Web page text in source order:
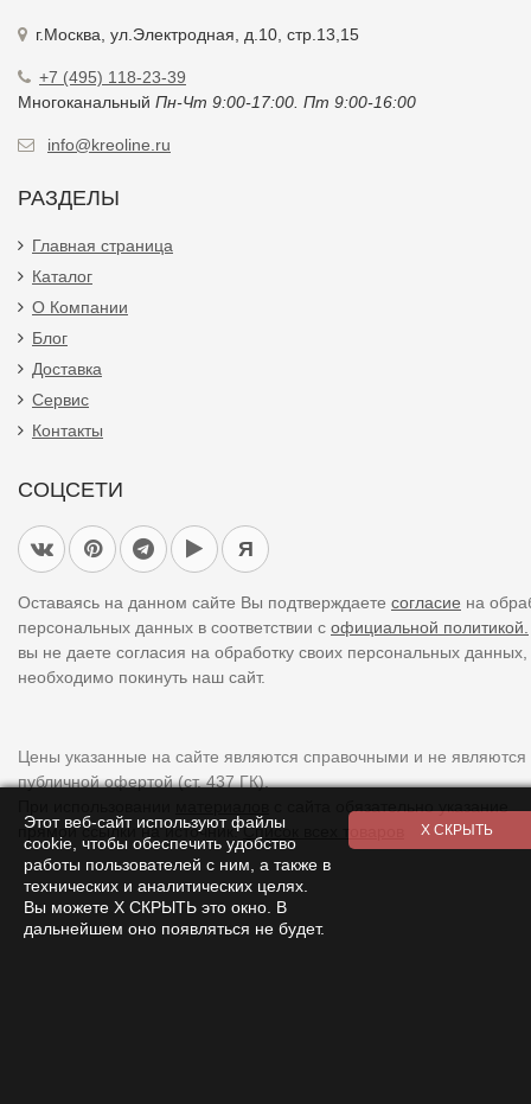
г.Москва, ул.Электродная, д.10, стр.13,15
+7 (495) 118-23-39
Многоканальный Пн-Чт 9:00-17:00. Пт 9:00-16:00
info@kreoline.ru
РАЗДЕЛЫ
Главная страница
Каталог
О Компании
Блог
Доставка
Сервис
Контакты
СОЦСЕТИ
Я
Оставаясь на данном сайте Вы подтверждаете согласие на
персональных данных в соответствии с официальной политикой.
вы не даете согласия на обработку своих персональных
необходимо покинуть наш сайт.
Цены указанные на сайте являются справочными и не являются
публичной офертой (ст. 437 ГК).
прямой ссылки на источник.Список всех товаров
Этот веб-сайт используют файлы
cookie, чтобы обеспечить удобство
работы пользователей с ним, а также в
технических и аналитических целях.
Вы можете Х СКРЫТЬ это окно. В
дальнейшем оно появляться не будет.